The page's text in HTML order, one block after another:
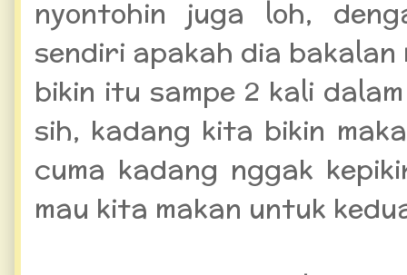
nyontohin juga loh,
sendiri apakah dia bakalan
bikin itu sampe 2 kali
sih, kadang kita bikin
cuma kadang nggak
mau kita makan untuk